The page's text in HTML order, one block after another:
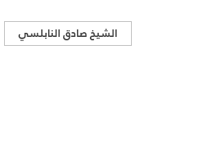
الشيخ صادق النابلسي